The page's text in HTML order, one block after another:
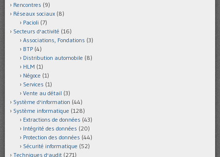
Rencontres (9)
Réseaux sociaux (8)
Pacioli (7)
Secteurs d'activité (16)
Associations, Fondations (3)
BTP (4)
Distribution automobile (8)
HLM (1)
Négoce (1)
Services (1)
Vente au détail (3)
Système d'information (44)
Système informatique (128)
Extractions de données (43)
Intégrité des données (20)
Protection des données (44)
Sécurité informatique (52)
Techniques d'audit (271)